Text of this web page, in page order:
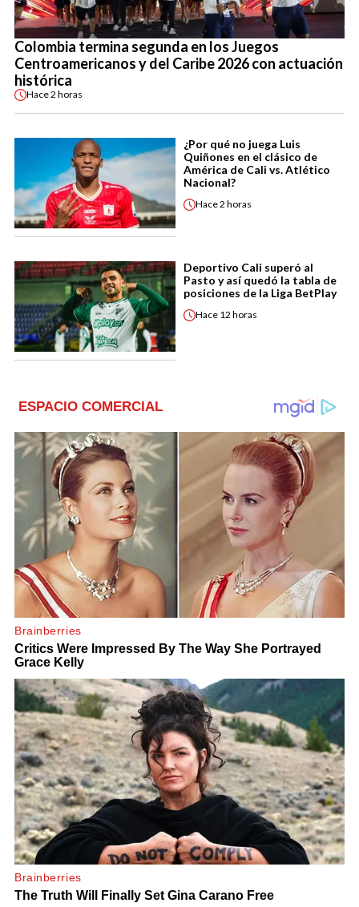
Colombia termina segunda en los Juegos
Centroamericanos y del Caribe 2026 con actuación
histórica
Hace2 horas
¿Por qué no juega Luis
Quiñones en el clásico de
América de Cali vs. Atlético
Nacional?
Hace2 horas
Deportivo Cali superó al
Pasto y así quedó la tabla de
posiciones de la Liga BetPlay
Hace 12 horas